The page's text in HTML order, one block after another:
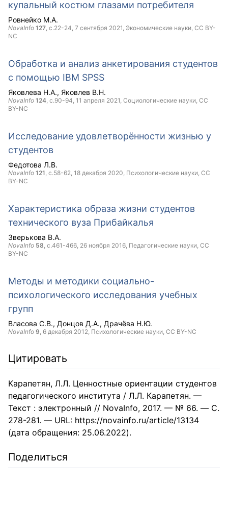
купальный костюм глазами потребителя
Ровнейко М.А.
NovaInfo 127, с.22-24, 7 сентября 2021, Экономические науки, CC BY-
NC
Обработка и анализ анкетирования студентов
с помощью IBM SPSS
Яковлева Н.А. Яковлев В.Н.
NovaInfo 124, с.90-94, 11 апреля 2021, Социологические науки, CC
BY-NC
Исследование удовлетворённости жизнью у
студентов
Федотова Л.В.
NovaInfo 121, с.58-62, 18 декабря 2020, Психологические науки, CC
BY-NC
Характеристика образа жизни студентов
технического вуза Прибайкалья
Зверькова В.А.
NovaInfo 58, с.461-466, 26 ноября 2016, Педагогические науки, CC
BY-NC
Методы и методики социально-
психологического исследования учебных
групп
Власова С.В. Донцов Д.А. Драчёва Н.Ю.
NovaInfo 9, 6 декабря 2012, Психологические науки, CC BY-NC
Цитировать
Карапетян, Л.Л. Ценностные ориентации студентов
педагогического института / Л.Л. Карапетян. —
Текст : электронный // NovaInfo, 2017. — № 66. — С.
278-281. — URL: https://novainfo.ru/article/13134
(дата обращения: 25.06.2022).
Поделиться